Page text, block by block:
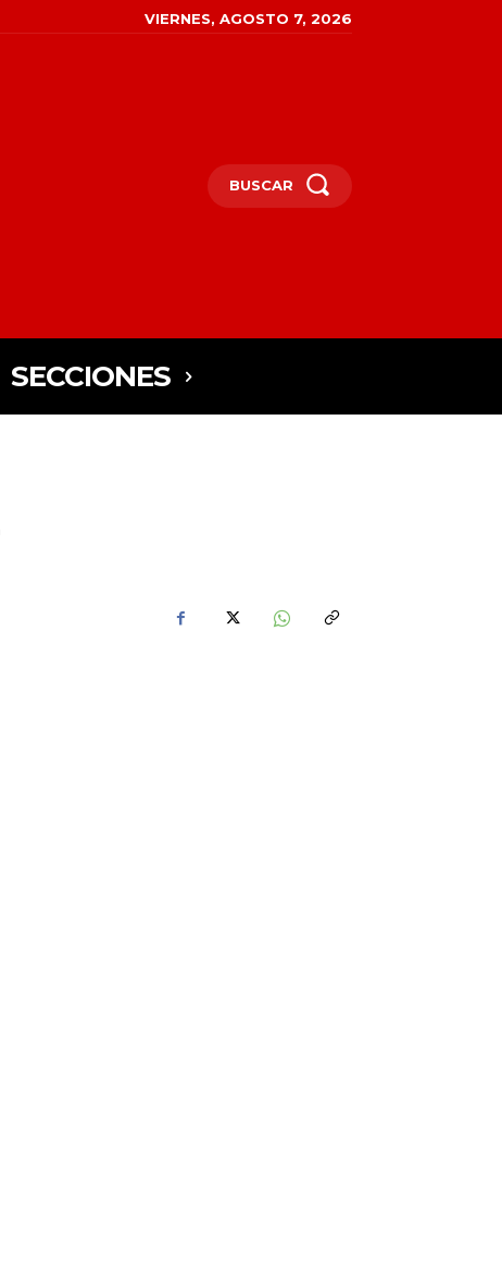
VIERNES, AGOSTO 7, 2026
BUSCAR
SECCIONES